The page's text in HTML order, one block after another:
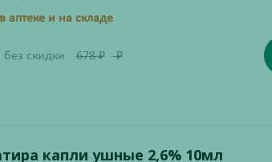
в аптеке и на складе
без скидки 678₽ ₽
капли ушные 2,6% 10мл